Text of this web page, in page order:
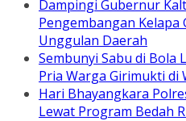
Dampingi Gubernur
Pengembangan Kelapa
Unggulan Daerah
Sembunyi Sabu di Bola
Pria Warga Girimukti di
Hari Bhayangkara
Lewat Program Bedah